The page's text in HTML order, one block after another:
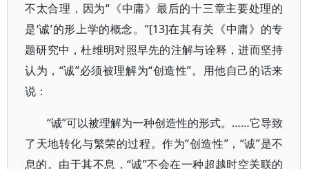
不太合理，因为“《中庸》最后的十三章主要处理的
是‘诚’的形上学的概念。”[13]在其有关《中庸》的专
题研究中，杜维明对照早先的注解与诠释，进而坚持
认为，“诚”必须被理解为“创造性”。用他自己的话来
说：
“诚”可以被理解为一种创造性的形式。……它导致
了天地转化与繁荣的过程。作为“创造性”，“诚”是不
息的。由于其不息，“诚”不会在一种超越时空关联的